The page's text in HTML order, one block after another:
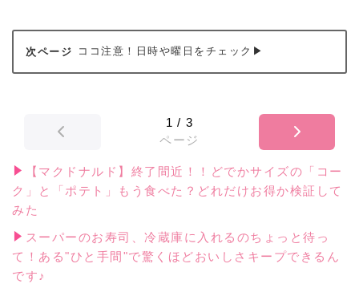
ココ注意！日時や曜日をチェック▶
1 / 3
ページ
【マクドナルド】終了間近！！どでかサイズの「コー
ク」と「ポテト」もう食べた？どれだけお得か検証して
みた
スーパーのお寿司、冷蔵庫に入れるのちょっと待っ
て！ある"ひと手間"で驚くほどおいしさキープできるん
です♪